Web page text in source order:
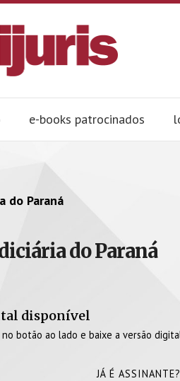
e-books patrocinados
do Paraná
do Paraná
disponível
no botão ao lado e baixe a versão
JÁ É ASSINANTE?